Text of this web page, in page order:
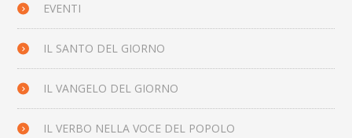
EVENTI
IL SANTO DEL GIORNO
IL VANGELO DEL GIORNO
IL VERBO NELLA VOCE DEL POPOLO